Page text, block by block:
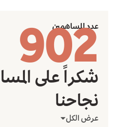
عدد المساهمين
902
شكراً على
نجاحنا
عرض الكل